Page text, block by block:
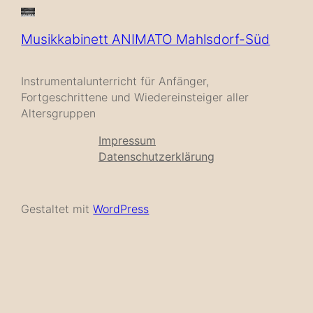
Musikkabinett ANIMATO Mahlsdorf-Süd
Instrumentalunterricht für Anfänger,
Fortgeschrittene und Wiedereinsteiger aller
Altersgruppen
Impressum
Datenschutzerklärung
Gestaltet mitWordPress